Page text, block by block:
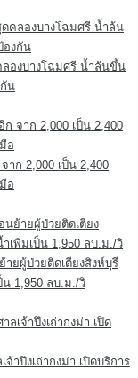
ลองบางโฉมศรี น้ำล้นขึ้น
น
าก 2,000 เป็น 2,400
อ
ยผู้ป่วยติดเตียงสิงห์บุรี
น 1,950 ลบ.ม./วิ
าปึงเถ่ากงม่า เปิดบริการ